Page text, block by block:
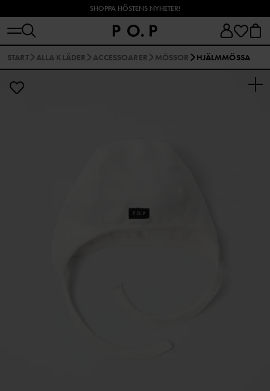
SHOPPA HÖSTENS NYHETER!
START ALLA KLÄDER ACCESSOARER MÖSSOR HJÄLMMÖSSA